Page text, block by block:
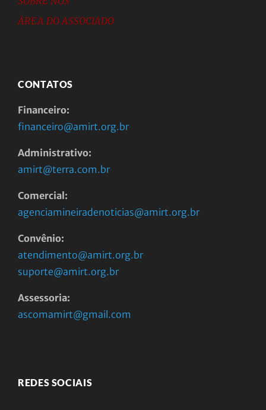
ÁREA DO ASSOCIADO
CONTATOS
Financeiro:
financeiro@amirt.org.br
Administrativo:
amirt@terra.com.br
Comercial:
agenciamineiradenoticias@amirt.org.br
Convênio:
atendimento@amirt.org.br
suporte@amirt.org.br
Assessoria:
ascomamirt@gmail.com
REDES SOCIAIS